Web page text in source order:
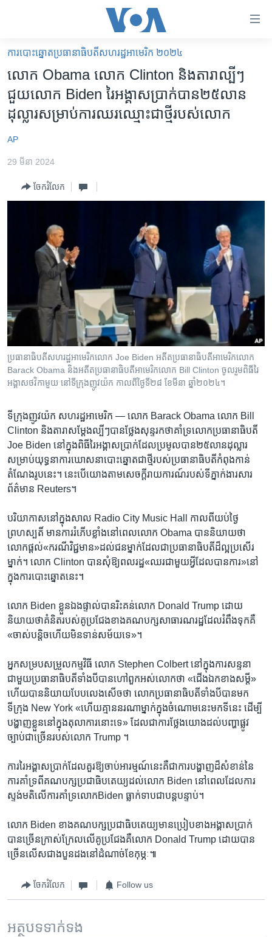
គេហទំព័រ​
ទាក់ទង
និង​
ចូល​
ទំព័រ​
ព័ត៌មាន​​
រំលង​
រំលង​
និង​
ចូល​
ទៅ​
កាន់​
ទំព័រ​
ស្វែង​
អាមេរិក
ព្រឹត្តិការណ៍ព័ត៌មាន
វិទ្យុ / ផតខាសថ៍
កម្មវិធីទាំងអស់
Khmer English
បណ្តាញ​សង្គម
ភាសា
ការបោះឆ្នោតប្រធានាធិបតីសហរដ្ឋអាមេរិក ២០២៤
លោក Obama លោក Clinton និង​តារា​ល្បីៗ​
ជួយ​លោក Biden រៃ​អង្គាស​ប្រាក់​បាន​២៥លាន​
ដុល្លារ​សម្រាប់​ការ​ឈរឈ្មោះជាថ្មី​របស់​លោក
AP
29 មីនា 2024
ចែករំលែក
ប្រធានាធិបតី​សហរដ្ឋអាមេរិក​លោក Joe Biden អតីតប្រធានាធិបតីអាមេរិក​លោក
Barack Obama និង​អតីតប្រធានាធិបតី​អាមេរិក​លោក Bill Clinton ចូលរួម​ពិធីរៃ
អង្គាសថវិកា​មួយ នៅទីក្រុងញូវយ៉ក កាលពីថ្ងៃទី២៨ ខែមីនា ឆ្នាំ២០២៤។
ទីក្រុងញូវយ៉ក សហរដ្ឋអាមេរិក — លោក​ Barack Obama លោក​ Bill
Clinton និងតារា​សម្តែង​ល្បីៗ​បាន​ថ្លែង​សុន្ទរកថា​គាំទ្រ​លោកប្រធានាធិបតី
Joe Biden ​នៅក្នុង​ពិធី​រៃអង្គាស​ប្រាក់​ដែល​ប្រមូល​បាន​២៥​លាន​ដុល្លារ​
សម្រាប់​យុទ្ធនាការឃោសនាបោះឆ្នោត​ជា​ថ្មីរបស់​ប្រធានាធិបតី​កំពុង​កាន់
តំណែង​រូប​នេះ។ នេះ​បើ​យោងតាម​សេចក្តី​រាយការណ៍​របស់​ទីភ្នាក់ងារ​សារ
ព័ត៌មាន Reuters។
បរិយាកាស​នៅ​ក្នុង​សាល Radio City Music Hall ​កាលពី​យប់​ថ្ងៃ​
ព្រហស្បតិ៍ មាន​ការរំភើប​ខ្លាំង​នៅពេល​លោក Obama ​បាន​និយាយ​ថា​
លោក​ផ្តល់​«ករណីវិជ្ជមាន»ដល់​ជនម្នាក់​ដែលជា​ប្រធានាធិបតី​ដ៏ល្អ​ប្រសើរ​
ម្នាក់។ លោក Clinton ​បាន​សុំឱ្យ​ពលរដ្ឋ​«ឈរ​ជា​មួយអ្វីដែលបានការ»​នៅ​
ក្នុង​ការបោះឆ្នោត​នេះ។
លោក Biden ​ខ្លួនឯង​ផ្ទាល់​បាន​រិះគន់​លោក Donald Trump​ ដោយ​
និយាយ​ថា​គំនិត​របស់​គូប្រជែង​ខាង​គណបក្ស​សាធារណរដ្ឋ​ដែល​រំពឹងទុក​គឺ​
«ចាស់​បន្តិច​ហើយ​មិន​ទាន់សម័យ​ទេ»។
អ្នកសម្រប​សម្រួល​កម្មវិធី ​លោក​ Stephen Colbert​ នៅក្នុង​ការសន្ទនា​
ជាមួយ​ប្រធានាធិបតី​ទាំងបី​បាន​ហៅ​ពួកអស់លោក​ថា​ «ជើងឯក​ខាង​សម្តី»​
ហើយ​បាន​និយាយ​បែប​លេង​សើច​ថា ​លោក​ប្រធានាធិបតី​ទាំងបី​បាន​មក​
ទីក្រុង​ New York ​«ហើយ​គ្មាន​នរណា​ម្នាក់​ក្នុង​ចំណោម​នេះ​មក​ទីនេះ​ ដើម្បី​
បង្ហាញខ្លួន​នៅក្នុង​តុលាការ​នោះ​ទេ» ដែល​ជា​ការថ្លែង​យោងដល់​បញ្ហា​ផ្លូវ​
ច្បាប់​ជាច្រើន​របស់​លោក Trump ។
ការរៃអង្គាស​ប្រាក់​ដែល​គួរ​ឱ្យ​ចាប់​អារម្មណ៍​នេះ​គឺជា​ការបង្ហាញ​ដ៏​សំខាន់​នៃ​
ការគាំទ្រ​ពី​គណបក្ស​ប្រជាធិបតេយ្យ​ដល់​លោក Biden​ នៅពេលដែល​ការ
ស្ទង់មតិ​លើ​ការគាំទ្រ​លោក​Biden ​ធ្លាក់ទាប​ជា​បន្ត​បន្ទាប់។
លោក​ Biden ខាងគណបក្សប្រជាធិបតេយ្យ​មាន​ប្រៀប​ខាងអង្គាសប្រាក់
បានច្រើន​ក្រាស់ក្រែល​លើ​គូប្រជែង​គឺ​លោក Donald Trump ​ដោយ​បាន​
ច្រើន​លើស​ជាង​បួនដង​នៅដំណាច់​ខែកុម្ភៈ៕
ចែករំលែក Follow us
អត្ថបទ​ទាក់ទង